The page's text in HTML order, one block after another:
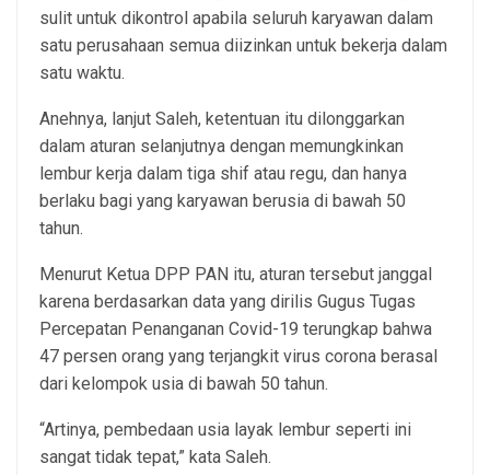
sulit untuk dikontrol apabila seluruh karyawan dalam
satu perusahaan semua diizinkan untuk bekerja dalam
satu waktu.
Anehnya, lanjut Saleh, ketentuan itu dilonggarkan
dalam aturan selanjutnya dengan memungkinkan
lembur kerja dalam tiga shif atau regu, dan hanya
berlaku bagi yang karyawan berusia di bawah 50
tahun.
Menurut Ketua DPP PAN itu, aturan tersebut janggal
karena berdasarkan data yang dirilis Gugus Tugas
Percepatan Penanganan Covid-19 terungkap bahwa
47 persen orang yang terjangkit virus corona berasal
dari kelompok usia di bawah 50 tahun.
“Artinya, pembedaan usia layak lembur seperti ini
sangat tidak tepat,” kata Saleh.